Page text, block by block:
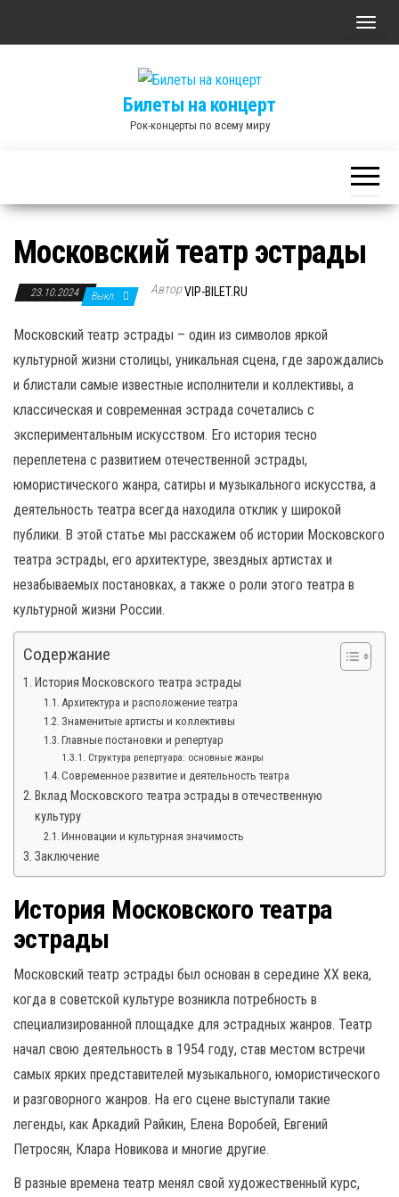
П
т
ь
Билеты на концерт
Рок-концерты по всему миру
Московский театр эстрады
23.10.2024 Выкл. АвторVIP-BILET.RU
Московский театр эстрады – один из символов яркой
культурной жизни столицы, уникальная сцена, где зарождались
и блистали самые известные исполнители и коллективы, а
классическая и современная эстрада сочетались с
экспериментальным искусством. Его история тесно
переплетена с развитием отечественной эстрады,
юмористического жанра, сатиры и музыкального искусства, а
деятельность театра всегда находила отклик у широкой
публики. В этой статье мы расскажем об истории Московского
театра эстрады, его архитектуре, звездных артистах и
незабываемых постановках, а также о роли этого театра в
культурной жизни России.
Содержание
История Московского театра эстрады
Архитектура и расположение театра
Знаменитые артисты и коллективы
Главные постановки и репертуар
Структура репертуара: основные жанры
Современное развитие и деятельность театра
Вклад Московского театра эстрады в отечественную
культуру
Инновации и культурная значимость
Заключение
История Московского театра
эстрады
Московский театр эстрады был основан в середине XX века,
когда в советской культуре возникла потребность в
специализированной площадке для эстрадных жанров. Театр
начал свою деятельность в 1954 году, став местом встречи
самых ярких представителей музыкального, юмористического
и разговорного жанров. На его сцене выступали такие
легенды, как Аркадий Райкин, Елена Воробей, Евгений
Петросян, Клара Новикова и многие другие.
В разные времена театр менял свой художественный курс,